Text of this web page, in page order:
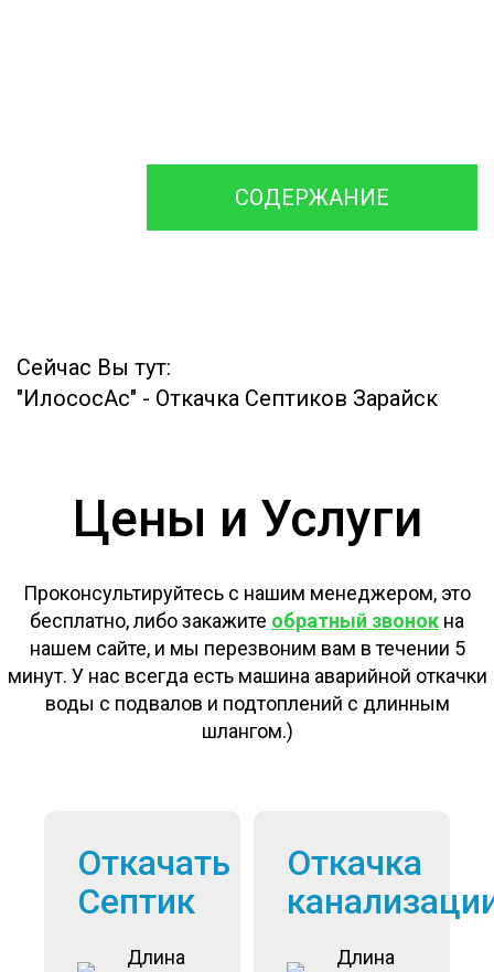
СОДЕРЖАНИЕ
Сейчас Вы тут:
"ИлососАс" - Откачка Септиков Зарайск
Цены и Услуги
Проконсультируйтесь с нашим менеджером, это
бесплатно, либо закажите обратный звонок на
нашем сайте, и мы перезвоним вам в течении 5
минут. У нас всегда есть машина аварийной откачки
воды с подвалов и подтоплений с длинным
шлангом.)
Откачать
Септик
Длина
Откачка
Длина